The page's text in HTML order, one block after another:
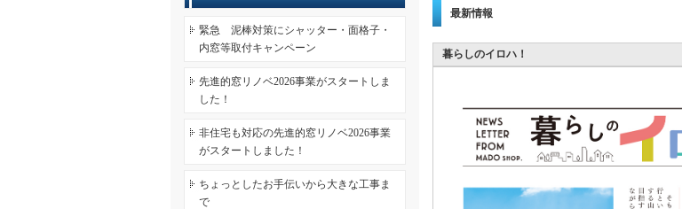
最新情報
暮らしのイロハ！
緊急 泥棒対策にシャッター・面格子・
内窓等取付キャンペーン
先進的窓リノベ2026事業がスタートしま
した！
非住宅も対応の先進的窓リノベ2026事業
がスタートしました！
ちょっとしたお手伝いから大きな工事ま
で